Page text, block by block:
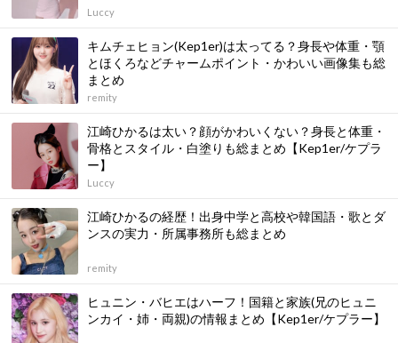
Luccy
キムチェヒョン(Kep1er)は太ってる？身長や体重・顎
とほくろなどチャームポイント・かわいい画像集も総
まとめ
remity
江崎ひかるは太い？顔がかわいくない？身長と体重・
骨格とスタイル・白塗りも総まとめ【Kep1er/ケプラ
ー】
Luccy
江崎ひかるの経歴！出身中学と高校や韓国語・歌とダ
ンスの実力・所属事務所も総まとめ
remity
ヒュニン・バヒエはハーフ！国籍と家族(兄のヒュニ
ンカイ・姉・両親)の情報まとめ【Kep1er/ケプラー】